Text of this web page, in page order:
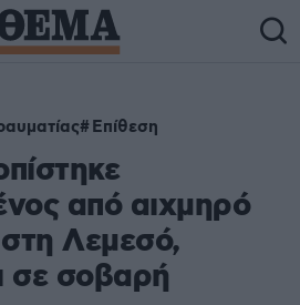
Επίθεση
από αιχμηρό
στη Λεμεσό,
σε σοβαρή